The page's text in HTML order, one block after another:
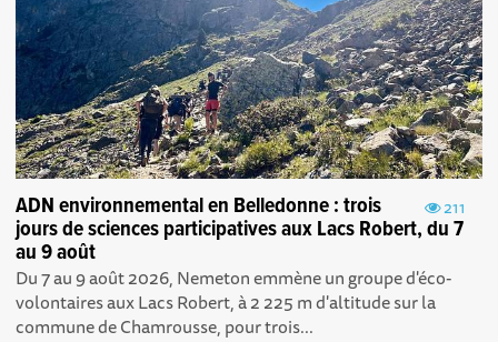
211
ADN environnemental en Belledonne : trois
jours de sciences participatives aux Lacs Robert, du 7
au 9 août
Du 7 au 9 août 2026, Nemeton emmène un groupe d'éco-
volontaires aux Lacs Robert, à 2 225 m d'altitude sur la
commune de Chamrousse, pour trois...